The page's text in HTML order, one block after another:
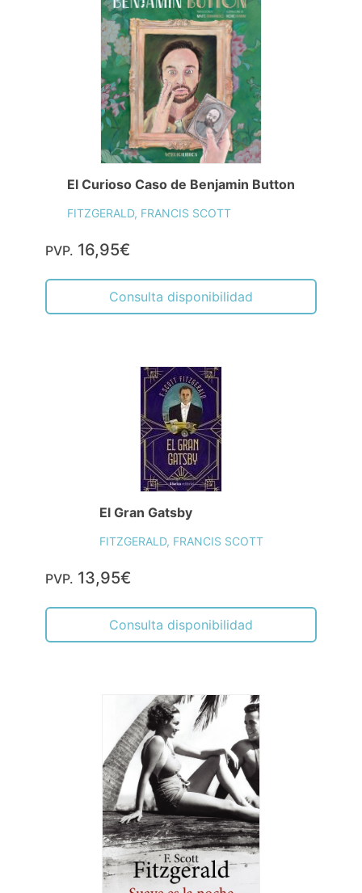
El Curioso Caso de Benjamin Button
FITZGERALD, FRANCIS SCOTT
PVP. 16,95€
Consulta disponibilidad
El Gran Gatsby
FITZGERALD, FRANCIS SCOTT
PVP. 13,95€
Consulta disponibilidad